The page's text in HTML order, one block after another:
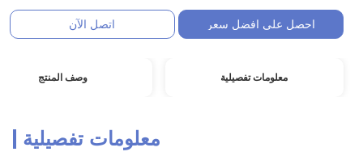
احصل على افضل سعر اتصل الآن
معلومات تفصيلية وصف المنتج
معلومات تفصيلية